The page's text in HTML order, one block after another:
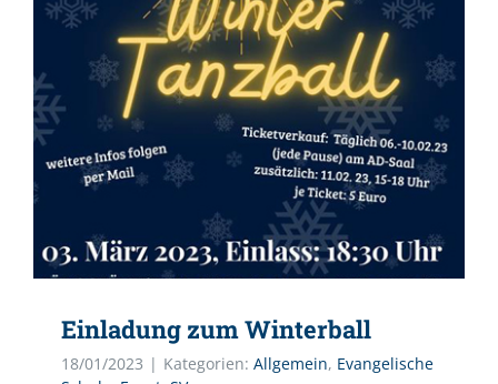
Einladung zum Winterball
18/01/2023 | Kategorien: Allgemein, Evangelische